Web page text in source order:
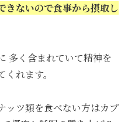
きないので食事から摂取し
多く含まれていて精神を
れます。
ッツ類を食べない方はカプ